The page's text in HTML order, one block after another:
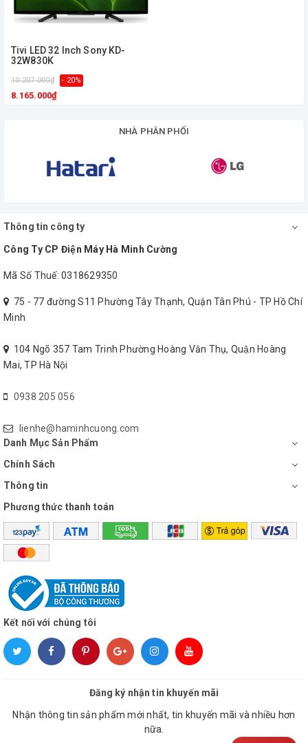
Tivi LED 32 Inch Sony KD-
32W830K
10.207.000₫ - 20%
8.165.000₫
NHÀ PHÂN PHỐI
Thông tin công ty
Công Ty CP Điện Máy Hà Minh Cường
Mã Số Thuế: 0318629350
75 - 77 đường S11 Phường Tây Thạnh, Quận Tân Phú - TP Hồ Chí
Minh
104 Ngõ 357 Tam Trinh Phường Hoàng Văn Thụ, Quận Hoàng
Mai, TP Hà Nội
0938 205 056
lienhe@haminhcuong.com
Danh Mục Sản Phẩm
Chính Sách
Thông tin
Phương thức thanh toán
Kết nối với chúng tôi
Đăng ký nhận tin khuyến mãi
Nhận thông tin sản phẩm mới nhất, tin khuyến mãi và nhiều hơn
nữa.